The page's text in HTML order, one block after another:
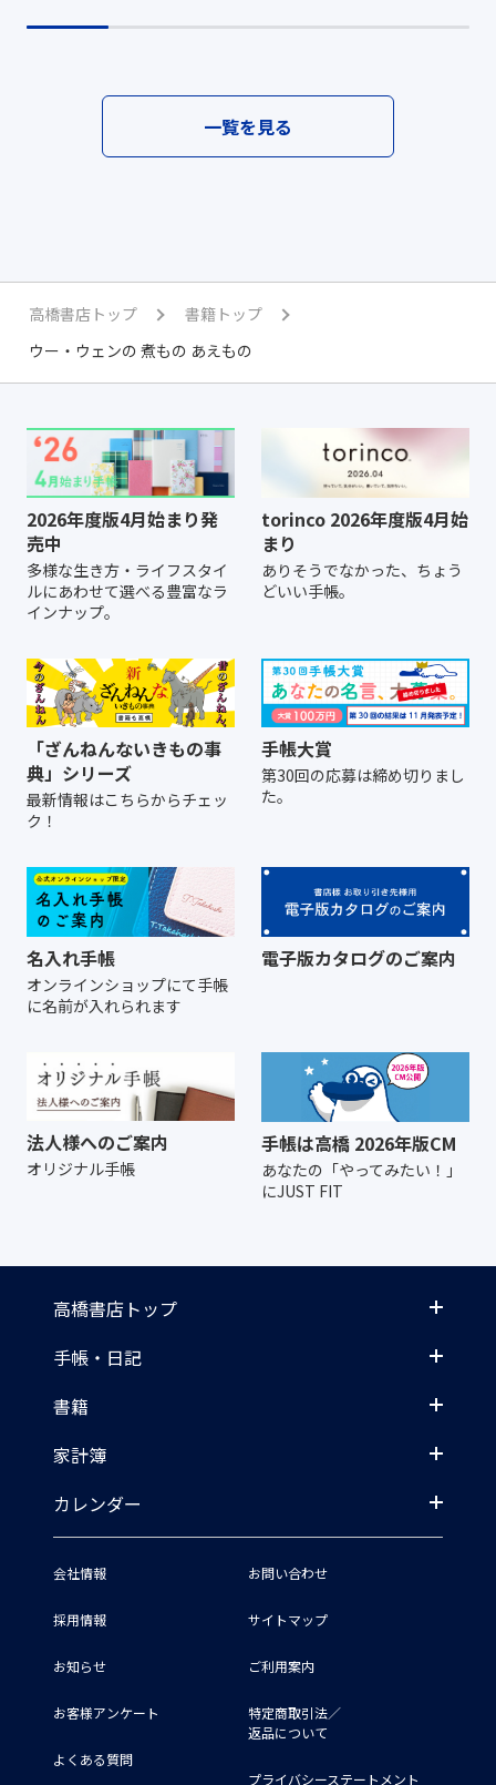
一覧を見る
高橋書店トップ
書籍トップ
ウー・ウェンの 煮もの あえもの
2026年度版4月始まり発
売中
多様な生き方・ライフスタイ
ルにあわせて選べる豊富なラ
インナップ。
torinco 2026年度版4月始
まり
ありそうでなかった、ちょう
どいい手帳。
「ざんねんないきもの事
典」シリーズ
最新情報はこちらからチェッ
ク！
手帳大賞
第30回の応募は締め切りまし
た。
名入れ手帳
オンラインショップにて手帳
に名前が入れられます
電子版カタログのご案内
法人様へのご案内
オリジナル手帳
手帳は高橋 2026年版CM
あなたの「やってみたい！」
にJUST FIT
高橋書店トップ
手帳・日記
書籍
家計簿
カレンダー
会社情報
採用情報
お知らせ
お客様アンケート
よくある質問
お問い合わせ
サイトマップ
ご利用案内
特定商取引法／
返品について
プライバシーステートメント